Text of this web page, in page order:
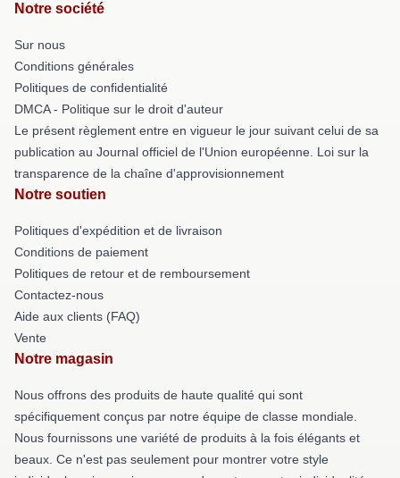
Notre société
Sur nous
Conditions générales
Politiques de confidentialité
DMCA - Politique sur le droit d'auteur
Le présent règlement entre en vigueur le jour suivant celui de sa
publication au Journal officiel de l'Union européenne. Loi sur la
transparence de la chaîne d'approvisionnement
Notre soutien
Politiques d'expédition et de livraison
Conditions de paiement
Politiques de retour et de remboursement
Contactez-nous
Aide aux clients (FAQ)
Vente
Notre magasin
Nous offrons des produits de haute qualité qui sont
spécifiquement conçus par notre équipe de classe mondiale.
Nous fournissons une variété de produits à la fois élégants et
beaux. Ce n'est pas seulement pour montrer votre style